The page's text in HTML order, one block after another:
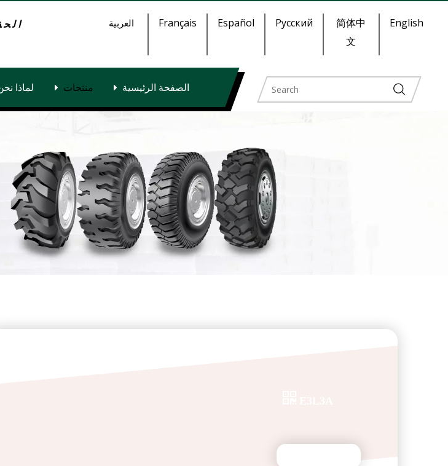
العربية Français Español Pусский
简体中
文
English
لماذا منتجات الصفحة الرئيسية